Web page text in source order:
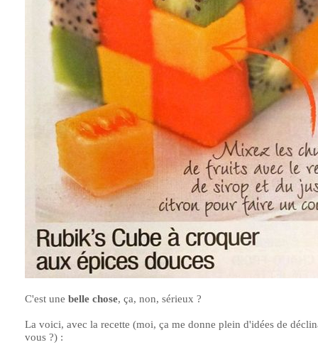
C'est une belle chose, ça, non, sérieux ?
La voici, avec la recette (moi, ça me donne plein d'idées de
vous ?) :